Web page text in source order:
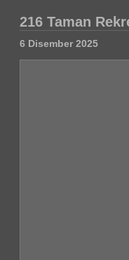
216 Taman
6 Disember 2025